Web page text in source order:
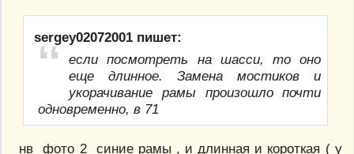
sergey02072001 пишет:
если посмотреть на шасси, то оно
еще длинное. Замена мостиков и
укорачивание рамы произошло почти
одновременно, в 71
нв фото 2 синие рамы , и длинная и короткая ( у